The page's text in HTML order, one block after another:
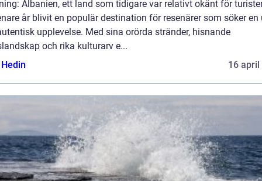
Albanien, ett land som tidigare var relativt okänt för
år blivit en populär destination för resenärer som söker en
upplevelse. Med sina orörda stränder, hisnande
och rika kulturarv e...
16 april